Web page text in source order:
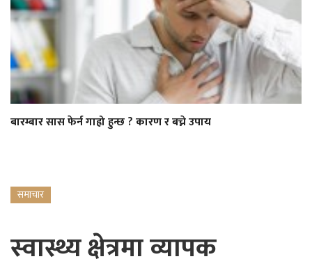
बारम्बार सास फेर्न गाह्रो हुन्छ ? कारण र बच्ने उपाय
समाचार
स्वास्थ्य क्षेत्रमा व्यापक